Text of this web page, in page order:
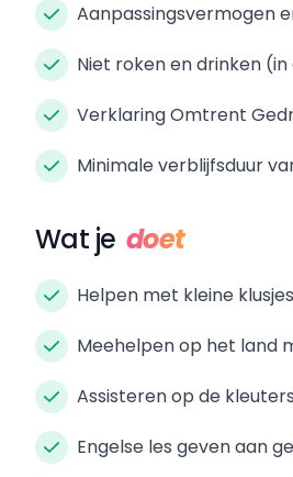
Aanpassingsvermogen
Niet roken en drinken
Verklaring Omtrent
Minimale verblijfsduur
Wat je doet
Helpen met kleine
Meehelpen op het land
Assisteren op de
Engelse les geven aan